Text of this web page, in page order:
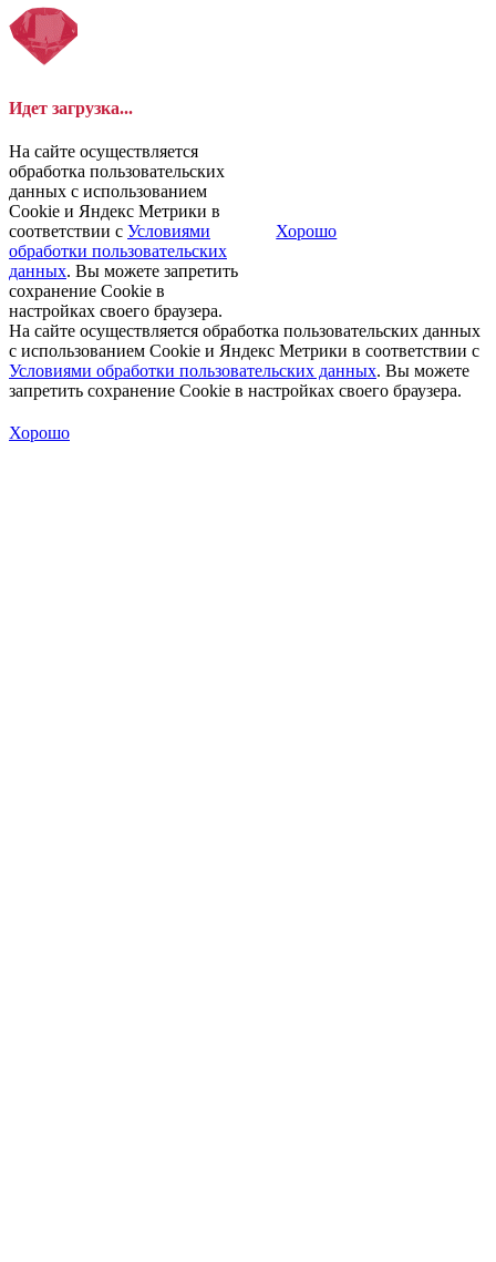
Идет загрузка...
На сайте осуществляется
обработка пользовательских
данных с использованием
Cookie и Яндекс Метрики в
соответствии с Условиями
обработки пользовательских
данных. Вы можете запретить
сохранение Cookie в
настройках своего браузера.
Хорошо
На сайте осуществляется обработка пользовательских данных
с использованием Cookie и Яндекс Метрики в соответствии с
Условиями обработки пользовательских данных. Вы можете
запретить сохранение Cookie в настройках своего браузера.
Хорошо